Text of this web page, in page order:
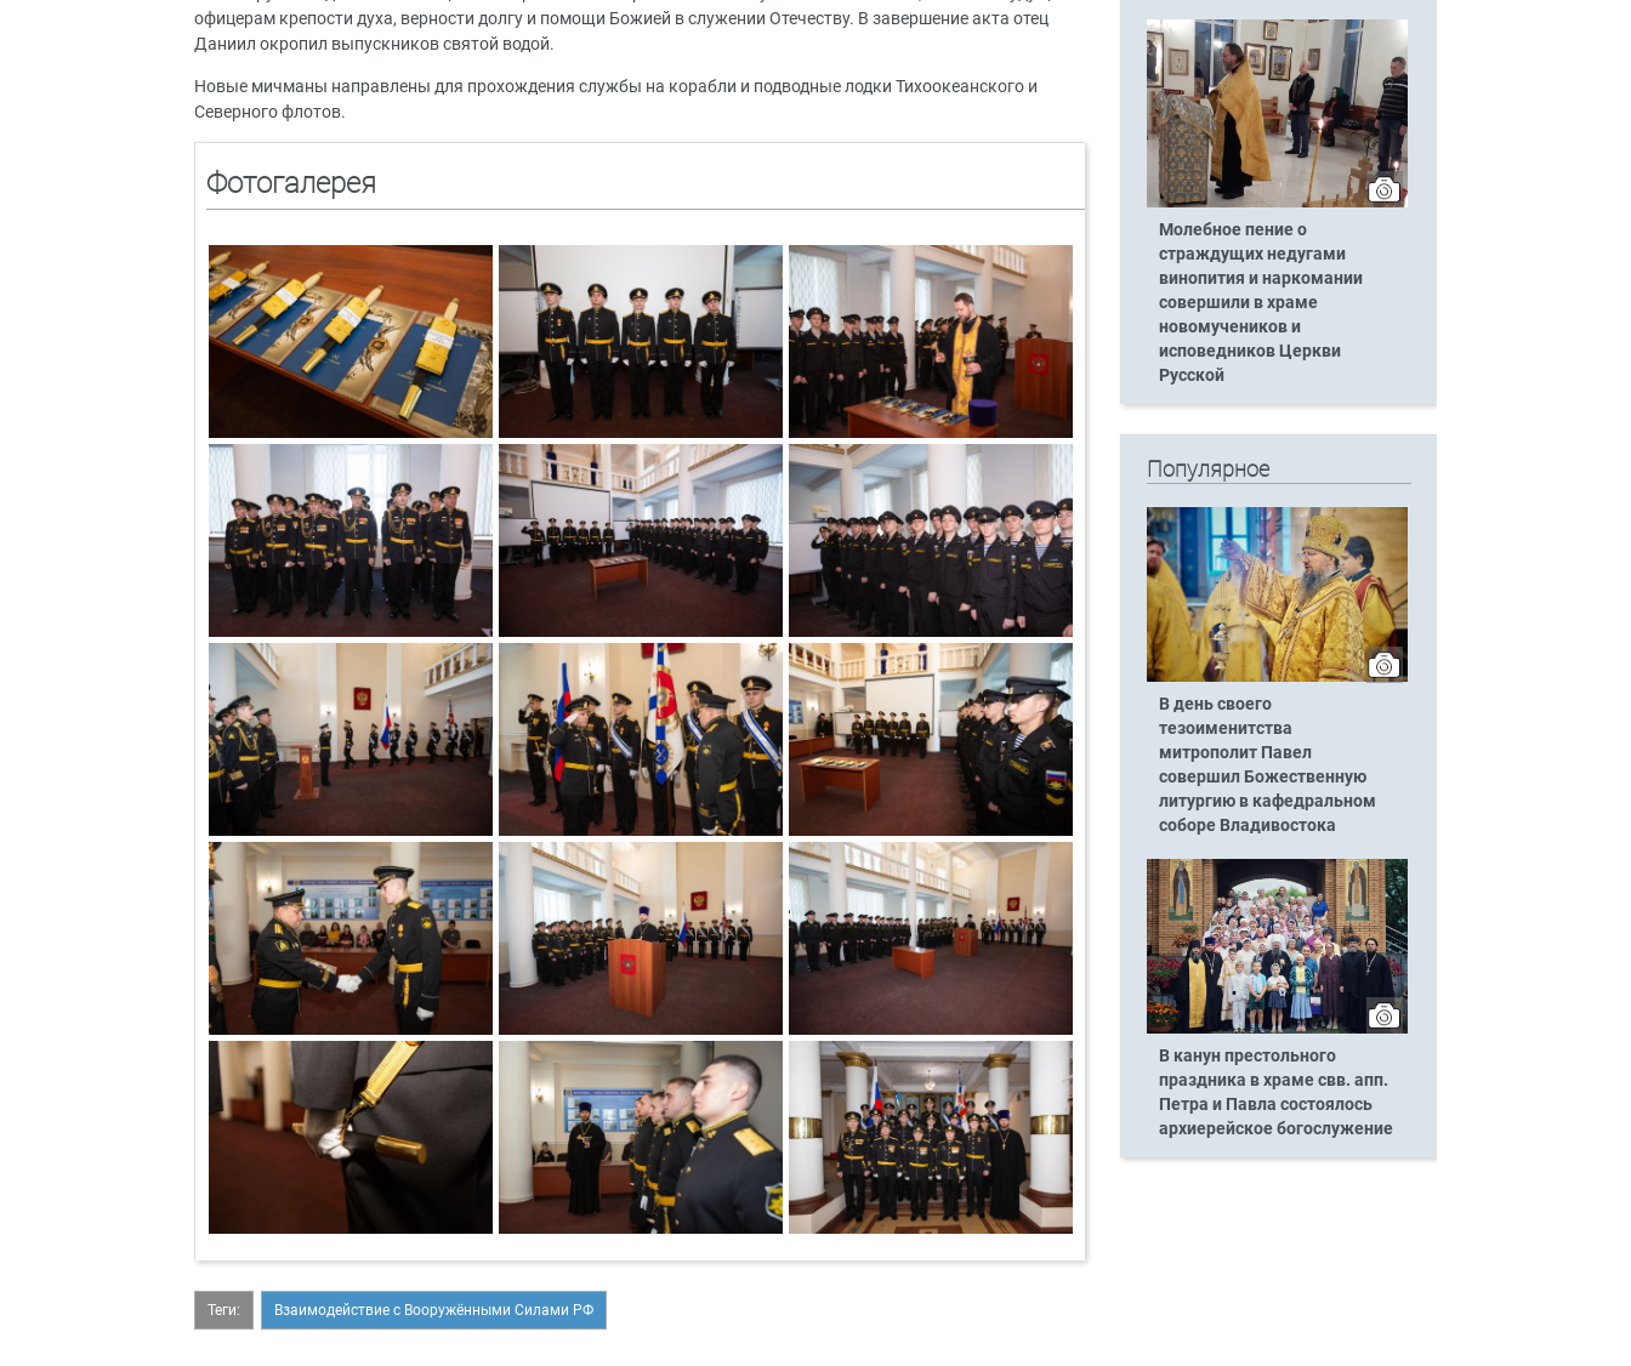
офицерам крепости духа, верности долгу и помощи Божией в служении Отечеству. В завершение акта отец
Даниил окропил выпускников святой водой.
Новые мичманы направлены для прохождения службы на корабли и подводные лодки Тихоокеанского и
Северного флотов.
Фотогалерея
Теги: Взаимодействие с Вооружёнными Силами РФ
Молебное пение о
страждущих недугами
винопития и наркомании
совершили в храме
новомучеников и
исповедников Церкви
Русской
Популярное
В день своего
тезоименитства
митрополит Павел
совершил Божественную
литургию в кафедральном
соборе Владивостока
В канун престольного
праздника в храме свв. апп.
Петра и Павла состоялось
архиерейское богослужение